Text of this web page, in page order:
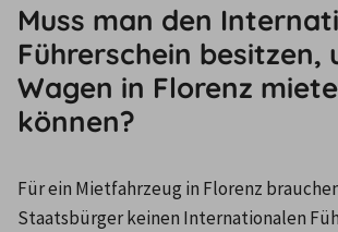
Muss man den
Führerschein besitzen,
Wagen in Florenz
können?
Für ein Mietfahrzeug in Florenz
Staatsbürger keinen Internationalen